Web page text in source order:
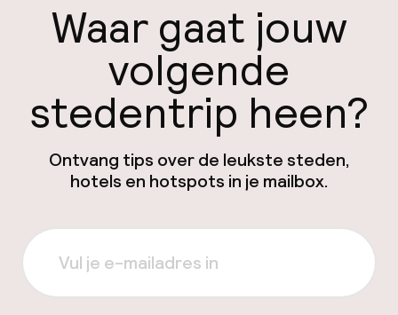
Waar gaat jouw
volgende
stedentrip heen?
Ontvang tips over de leukste steden,
hotels en hotspots in je mailbox.